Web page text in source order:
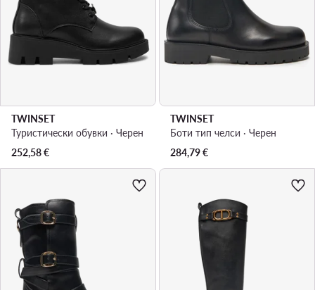
TWINSET
Туристически oбувки · Черен
252,58€
TWINSET
Боти тип челси · Черен
284,79€